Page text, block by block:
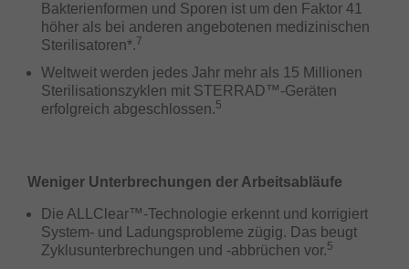
Bakterienformen und Sporen ist um den Faktor 41
höher als bei anderen angebotenen medizinischen
Sterilisatoren*.7
Weltweit werden jedes Jahr mehr als 15 Millionen
Sterilisationszyklen mit STERRAD™-Geräten
erfolgreich abgeschlossen.5
Weniger Unterbrechungen der Arbeitsabläufe
Die ALLClear™-Technologie erkennt und korrigiert
System- und Ladungsprobleme zügig. Das beugt
Zyklusunterbrechungen und -abbrüchen vor.5